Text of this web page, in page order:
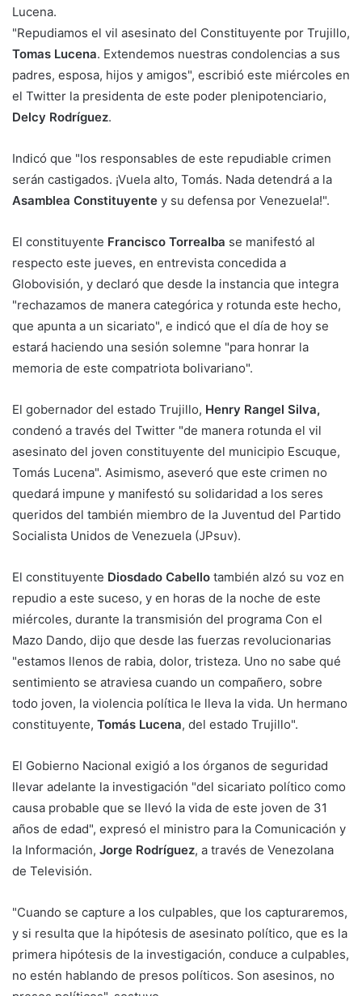
Lucena.
"Repudiamos el vil asesinato del Constituyente por Trujillo,
Tomas Lucena. Extendemos nuestras condolencias a sus
padres, esposa, hijos y amigos", escribió este miércoles en
el Twitter la presidenta de este poder plenipotenciario,
Delcy Rodríguez.
Indicó que "los responsables de este repudiable crimen
serán castigados. ¡Vuela alto, Tomás. Nada detendrá a la
Asamblea Constituyente y su defensa por Venezuela!".
El constituyente Francisco Torrealba se manifestó al
respecto este jueves, en entrevista concedida a
Globovisión, y declaró que desde la instancia que integra
"rechazamos de manera categórica y rotunda este hecho,
que apunta a un sicariato", e indicó que el día de hoy se
estará haciendo una sesión solemne "para honrar la
memoria de este compatriota bolivariano".
El gobernador del estado Trujillo, Henry Rangel Silva,
condenó a través del Twitter "de manera rotunda el vil
asesinato del joven constituyente del municipio Escuque,
Tomás Lucena". Asimismo, aseveró que este crimen no
quedará impune y manifestó su solidaridad a los seres
queridos del también miembro de la Juventud del Partido
Socialista Unidos de Venezuela (JPsuv).
El constituyente Diosdado Cabello también alzó su voz en
repudio a este suceso, y en horas de la noche de este
miércoles, durante la transmisión del programa Con el
Mazo Dando, dijo que desde las fuerzas revolucionarias
"estamos llenos de rabia, dolor, tristeza. Uno no sabe qué
sentimiento se atraviesa cuando un compañero, sobre
todo joven, la violencia política le lleva la vida. Un hermano
constituyente, Tomás Lucena, del estado Trujillo".
El Gobierno Nacional exigió a los órganos de seguridad
llevar adelante la investigación "del sicariato político como
causa probable que se llevó la vida de este joven de 31
años de edad", expresó el ministro para la Comunicación y
la Información, Jorge Rodríguez, a través de Venezolana
de Televisión.
"Cuando se capture a los culpables, que los capturaremos,
y si resulta que la hipótesis de asesinato político, que es la
primera hipótesis de la investigación, conduce a culpables,
no estén hablando de presos políticos. Son asesinos, no